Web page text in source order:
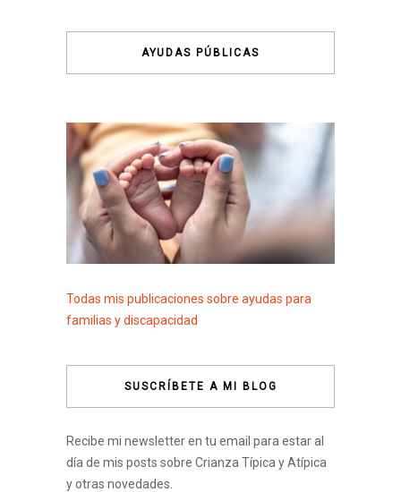
AYUDAS PÚBLICAS
Todas mis publicaciones sobre ayudas para
familias y discapacidad
SUSCRÍBETE A MI BLOG
Recibe mi newsletter en tu email para estar al
día de mis posts sobre Crianza Típica y Atípica
y otras novedades.